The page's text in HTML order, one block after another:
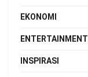
EKONOMI
ENTERTAINMENT
INSPIRASI